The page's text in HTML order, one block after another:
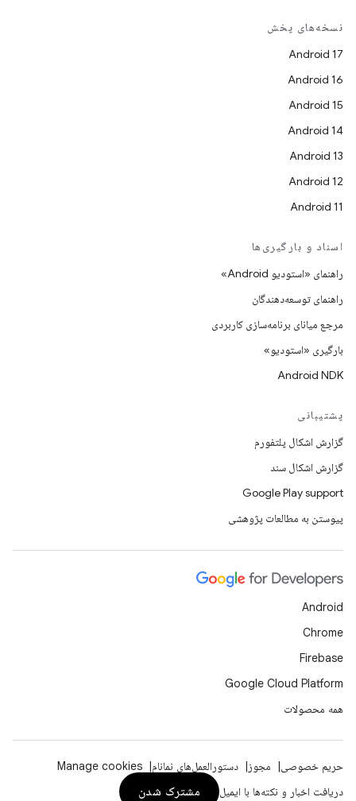
نسخه‌های پخش
Android 17
Android 16
Android 15
Android 14
Android 13
Android 12
Android 11
اسناد و بارگیری‌ها
راهنمای «استودیو Android»
راهنمای توسعه‌دهندگان
مرجع میانای برنامه‌سازی کاربردی
بارگیری «استودیو»
Android NDK
پشتیبانی
گزارش اشکال پلتفورم
گزارش اشکال سند
Google Play support
پیوستن به مطالعات پژوهشی
Android
Chrome
Firebase
Google Cloud Platform
همه محصولات
حریم خصوصی مجوز دستورالعمل‌های نمانام
Manage cookies
دریافت اخبار و نکته‌ها با ایمیل
مشترک شدن